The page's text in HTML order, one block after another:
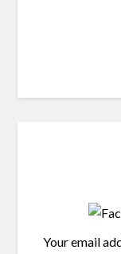
Your email